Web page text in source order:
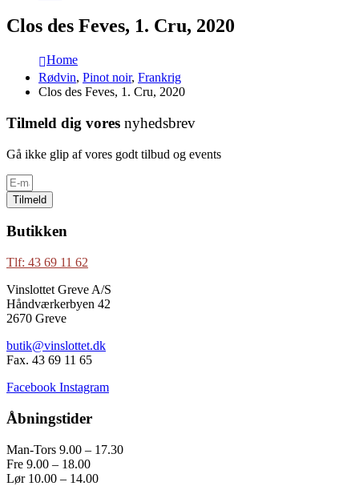
Clos des Feves, 1. Cru, 2020
Home
Rødvin, Pinot noir, Frankrig
Clos des Feves, 1. Cru, 2020
Tilmeld dig vores nyhedsbrev
Gå ikke glip af vores godt tilbud og events
Tilmeld
Butikken
Tlf: 43 69 11 62
Vinslottet Greve A/S
Håndværkerbyen 42
2670 Greve
butik@vinslottet.dk
Fax. 43 69 11 65
Facebook Instagram
Åbningstider
Man-Tors 9.00 – 17.30
Fre 9.00 – 18.00
Lør 10.00 – 14.00